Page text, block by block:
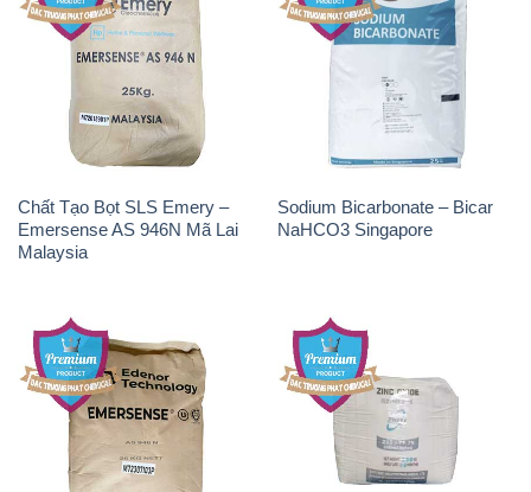
Chất Tạo Bọt SLS Emery –
Emersense AS 946N Mã Lai
Malaysia
Sodium Bicarbonate – Bicar
NaHCO3 Singapore